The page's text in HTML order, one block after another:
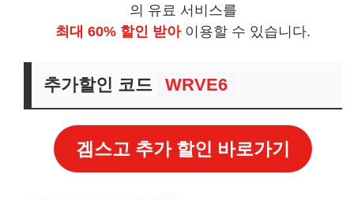
의 유료 서비스를
최대 60% 할인 받아이용할 수 있습니다.
추가할인 코드 WRVE6
겜스고 추가 할인 바로가기